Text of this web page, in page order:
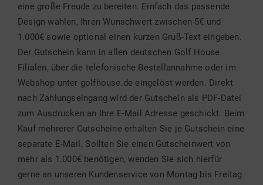
eine große Freude zu bereiten. Einfach das passende
Design wählen, Ihren Wunschwert zwischen 5€ und
1.000€ sowie optional einen kurzen Gruß-Text eingeben.
Der Gutschein kann in allen deutschen Golf House
Filialen, über die telefonische Bestellannahme oder im
Webshop unter golfhouse.de eingelöst werden. Direkt
nach Zahlungseingang wird der Gutschein als PDF-Datei
zum Ausdrucken an Ihre E-Mail Adresse geschickt. Beim
Kauf mehrerer Gutscheine erhalten Sie je Gutschein eine
separate E-Mail. Sollten Sie einen Gutscheinwert von
mehr als 1.000€ benötigen, wenden Sie sich hierfür
gerne an unseren Kundenservice von Montag bis Freitag